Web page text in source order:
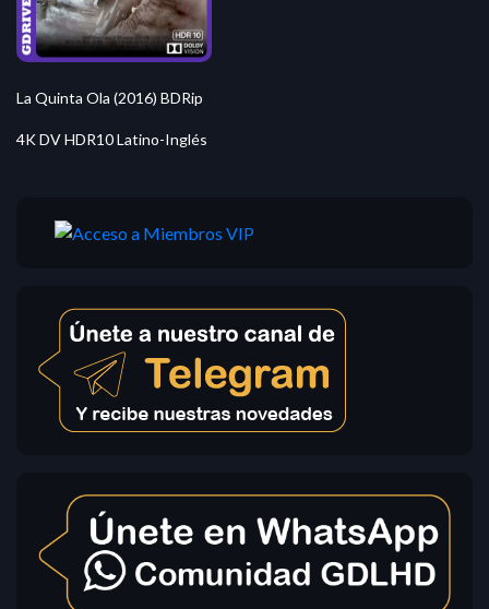
La Quinta Ola (2016) BDRip
4K DV HDR10 Latino-Inglés